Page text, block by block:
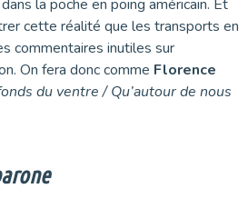
la poche en poing américain. Et
cette réalité que les transports en
commentaires inutiles sur
On fera donc comme Florence
du ventre / Qu’autour de nous